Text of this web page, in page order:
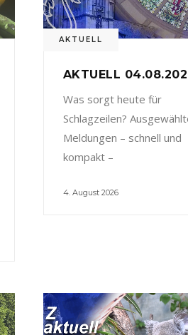
AKTUELL
AKTUELL
Was sorgt heute für
Schlagzeilen?
Meldungen – schnell und
kompakt –
4. August 2026